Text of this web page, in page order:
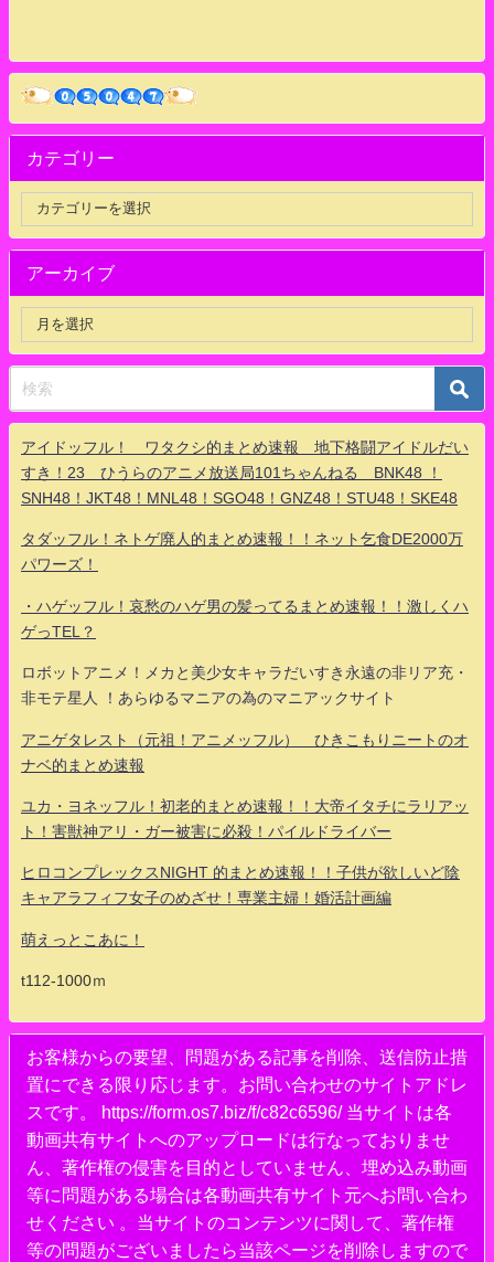
カテゴリー
アーカイブ
アイドッフル！ ワタクシ的まとめ速報 地下格闘アイドルだい
すき！23 ひうらのアニメ放送局101ちゃんねる BNK48 ！
SNH48！JKT48！MNL48！SGO48！GNZ48！STU48！SKE48
タダッフル！ネトゲ廃人的まとめ速報！！ネット乞食DE2000万
パワーズ！
・ハゲッフル！哀愁のハゲ男の髪ってるまとめ速報！！激しくハ
ゲっTEL？
ロボットアニメ！メカと美少女キャラだいすき永遠の非リア充・
非モテ星人 ！あらゆるマニアの為のマニアックサイト
アニゲタレスト（元祖！アニメッフル） ひきこもりニートのオ
ナベ的まとめ速報
ユカ・ヨネッフル！初老的まとめ速報！！大帝イタチにラリアッ
ト！害獣神アリ・ガー被害に必殺！パイルドライバー
ヒロコンプレックスNIGHT 的まとめ速報！！子供が欲しいど陰
キャアラフィフ女子のめざせ！専業主婦！婚活計画編
萌えっとこあに！
t112-1000ｍ
お客様からの要望、問題がある記事を削除、送信防止措
置にできる限り応じます。お問い合わせのサイトアドレ
スです。 https://form.os7.biz/f/c82c6596/ 当サイトは各
動画共有サイトへのアップロードは行なっておりませ
ん、著作権の侵害を目的としていません、埋め込み動画
等に問題がある場合は各動画共有サイト元へお問い合わ
せください 。当サイトのコンテンツに関して、著作権
等の問題がございましたら当該ページを削除しますので